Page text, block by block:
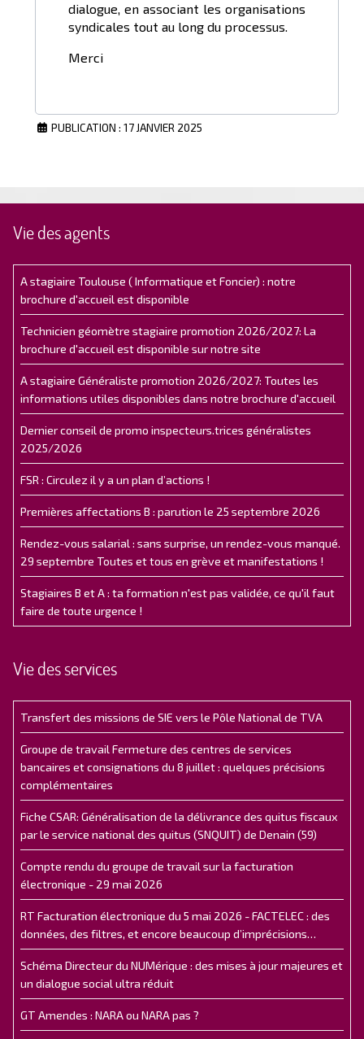
dialogue, en associant les organisations
syndicales tout au long du processus.
Merci
PUBLICATION : 17 JANVIER 2025
Vie des agents
A stagiaire Toulouse ( Informatique et Foncier) : notre
brochure d'accueil est disponible
Technicien géomètre stagiaire promotion 2026/2027: La
brochure d'accueil est disponible sur notre site
A stagiaire Généraliste promotion 2026/2027: Toutes les
informations utiles disponibles dans notre brochure d'accueil
Dernier conseil de promo inspecteurs.trices généralistes
2025/2026
FSR : Circulez il y a un plan d’actions !
Premières affectations B : parution le 25 septembre 2026
Rendez-vous salarial : sans surprise, un rendez-vous manqué.
29 septembre Toutes et tous en grève et manifestations !
Stagiaires B et A : ta formation n'est pas validée, ce qu'il faut
faire de toute urgence !
Vie des services
Transfert des missions de SIE vers le Pôle National de TVA
Groupe de travail Fermeture des centres de services
bancaires et consignations du 8 juillet : quelques précisions
complémentaires
Fiche CSAR: Généralisation de la délivrance des quitus fiscaux
par le service national des quitus (SNQUIT) de Denain (59)
Compte rendu du groupe de travail sur la facturation
électronique - 29 mai 2026
RT Facturation électronique du 5 mai 2026 - FACTELEC : des
données, des filtres, et encore beaucoup d’imprécisions…
Schéma Directeur du NUMérique : des mises à jour majeures et
un dialogue social ultra réduit
GT Amendes : NARA ou NARA pas ?